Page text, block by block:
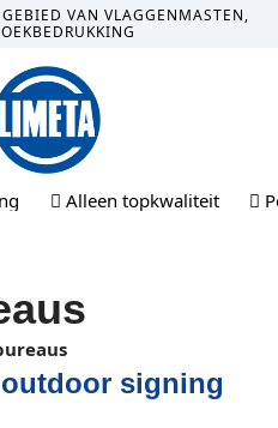
VAN VLAGGENMASTEN,
Alleen topkwaliteit
signing